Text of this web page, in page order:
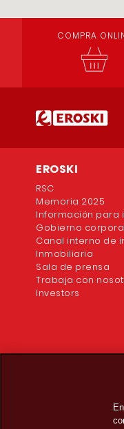
COMPRA
EROSKI
RSC
Memoria 2025
Información para
Gobierno
Canal interno de
Inmobiliaria
Sala de prensa
Trabaja con
Investors